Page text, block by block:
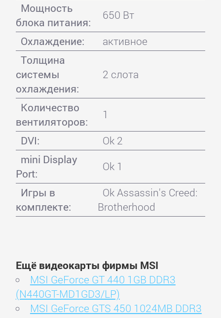
Мощность
блока питания:
650 Вт
Охлаждение:
активное
Толщина
системы
охлаждения:
2 слота
Количество
вентиляторов:
1
DVI:
Ok 2
mini Display
Port:
Ok 1
Игры в
комплекте:
Ok Assassin's Creed:
Brotherhood
Ещё видеокарты фирмы MSI
MSI GeForce GT 440 1GB DDR3
(N440GT-MD1GD3/LP)
MSI GeForce GTS 450 1024MB DDR3